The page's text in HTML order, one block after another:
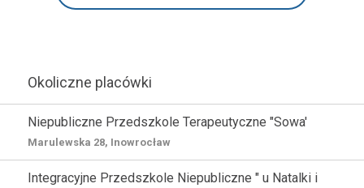
Okoliczne placówki
Niepubliczne Przedszkole Terapeutyczne "Sowa'
Marulewska 28, Inowrocław
Integracyjne Przedszkole Niepubliczne " u Natalki i